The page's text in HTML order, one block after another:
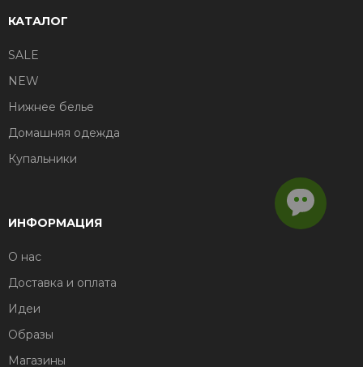
КАТАЛОГ
SALE
NEW
Нижнее белье
Домашняя одежда
Купальники
ИНФОРМАЦИЯ
О нас
Доставка и оплата
Идеи
Образы
Магазины